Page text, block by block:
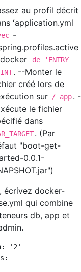
au profil décrit
ʻapplication.yml
-
de ʻENTRY
. --Monter le
créé lors de
sur / app. -
le fichier
dans
. (Par
"boot-get-
0.0.1-
écrivez docker-
qui combine
db, app et
'2'